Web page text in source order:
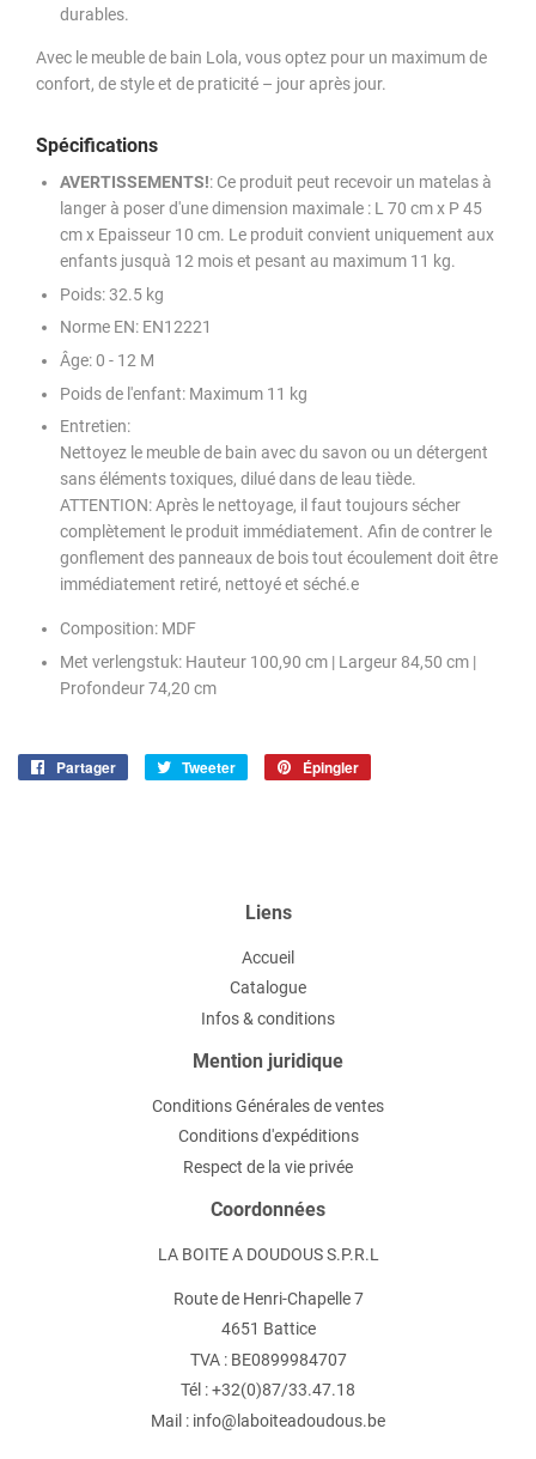
durables.
Avec le meuble de bain Lola, vous optez pour un maximum de
confort, de style et de praticité – jour après jour.
Spécifications
AVERTISSEMENTS!: Ce produit peut recevoir un matelas à
langer à poser d'une dimension maximale : L 70 cm x P 45
cm x Epaisseur 10 cm. Le produit convient uniquement aux
enfants jusquà 12 mois et pesant au maximum 11 kg.
Poids: 32.5 kg
Norme EN: EN12221
Âge: 0 - 12 M
Poids de l'enfant: Maximum 11 kg
Entretien:
Nettoyez le meuble de bain avec du savon ou un détergent
sans éléments toxiques, dilué dans de leau tiède.
ATTENTION: Après le nettoyage, il faut toujours sécher
complètement le produit immédiatement. Afin de contrer le
gonflement des panneaux de bois tout écoulement doit être
immédiatement retiré, nettoyé et séché.e
Composition: MDF
Met verlengstuk: Hauteur 100,90 cm | Largeur 84,50 cm |
Profondeur 74,20 cm
Partager
PartagerTweeter
Tweeter
Épingler
Liens
Accueil
Catalogue
Infos & conditions
Mention juridique
Conditions Générales de ventes
Conditions d'expéditions
Respect de la vie privée
Coordonnées
LA BOITE A DOUDOUS S.P.R.L
Route de Henri-Chapelle 7
4651 Battice
TVA : BE0899984707
Tél : +32(0)87/33.47.18
Mail : info@laboiteadoudous.be